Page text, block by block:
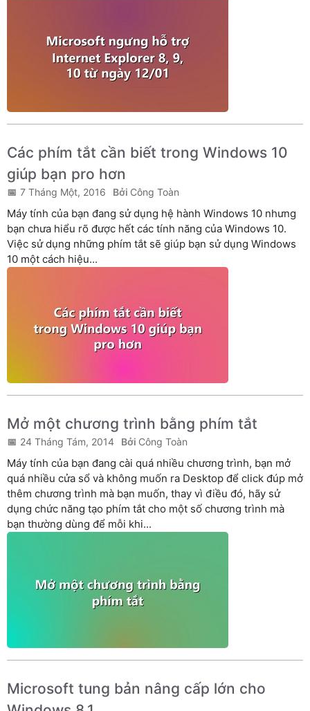
Các phím tắt cần biết trong Windows 10
giúp bạn pro hơn
7 Tháng Một, 2016 Công Toàn
Máy tính của bạn đang sử dụng hệ hành Windows 10 nhưng
bạn chưa hiểu rõ được hết các tính năng của Windows 10.
Việc sử dụng những phím tắt sẽ giúp bạn sử dụng Windows
10 một cách hiệu...
Mở một chương trình bằng phím tắt
24 Tháng Tám, 2014 Công Toàn
Máy tính của bạn đang cài quá nhiều chương trình, bạn mở
quá nhiều cửa sổ và không muốn ra Desktop để click đúp mở
thêm chương trình mà bạn muốn, thay vì điều đó, hãy sử
dụng chức năng tạo phím tắt cho một số chương trình mà
bạn thường dùng để mỗi khi...
Microsoft tung bản nâng cấp lớn cho